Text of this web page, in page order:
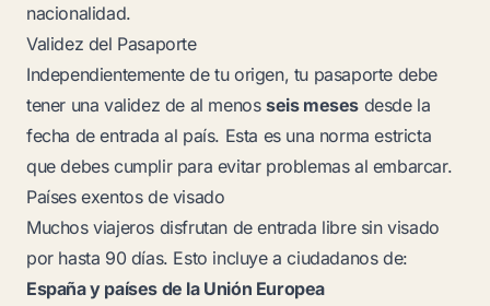
nacionalidad.
Validez del Pasaporte
Independientemente de tu origen, tu pasaporte debe
tener una validez de al menosseis meses desde la
fecha de entrada al país. Esta es una norma estricta
que debes cumplir para evitar problemas al embarcar.
Países exentos de visado
Muchos viajeros disfrutan de entrada libre sin visado
por hasta 90 días. Esto incluye a ciudadanos de:
España y países de la Unión Europea